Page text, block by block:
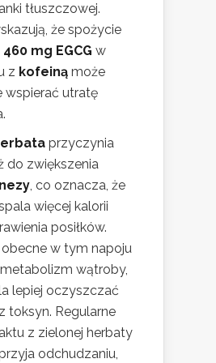
tłuszczowej.
że spożycie
mg EGCG w
z kofeiną może
wspierać utratę
przyczynia
do zwiększenia
, co oznacza, że
więcej kalorii
posiłków.
obecne w tym napoju
wątroby,
lepiej oczyszczać
toksyn. Regularne
z zielonej herbaty
odchudzaniu,